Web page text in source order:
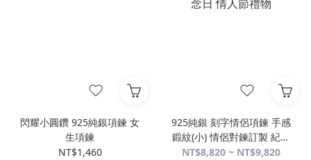
閃耀小圓鑽 925純銀項鍊 女
生項鍊
NT$1,460
925純銀 刻字情侶項鍊 手感
鍛紋(小) 情侶對鍊訂製 紀念
日 情人節禮物
NT$8,820 ~ NT$9,820